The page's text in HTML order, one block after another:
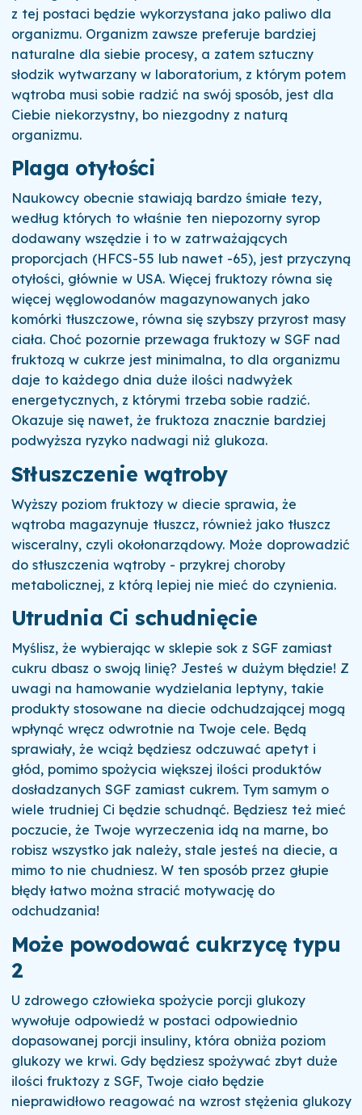
z tej postaci będzie wykorzystana jako paliwo dla
organizmu. Organizm zawsze preferuje bardziej
naturalne dla siebie procesy, a zatem sztuczny
słodzik wytwarzany w laboratorium, z którym potem
wątroba musi sobie radzić na swój sposób, jest dla
Ciebie niekorzystny, bo niezgodny z naturą
organizmu.
Plaga otyłości
Naukowcy obecnie stawiają bardzo śmiałe tezy,
według których to właśnie ten niepozorny syrop
dodawany wszędzie i to w zatrważających
proporcjach (HFCS-55 lub nawet -65), jest przyczyną
otyłości, głównie w USA. Więcej fruktozy równa się
więcej węglowodanów magazynowanych jako
komórki tłuszczowe, równa się szybszy przyrost masy
ciała. Choć pozornie przewaga fruktozy w SGF nad
fruktozą w cukrze jest minimalna, to dla organizmu
daje to każdego dnia duże ilości nadwyżek
energetycznych, z którymi trzeba sobie radzić.
Okazuje się nawet, że fruktoza znacznie bardziej
podwyższa ryzyko nadwagi niż glukoza.
Stłuszczenie wątroby
Wyższy poziom fruktozy w diecie sprawia, że
wątroba magazynuje tłuszcz, również jako tłuszcz
wisceralny, czyli okołonarządowy. Może doprowadzić
do stłuszczenia wątroby - przykrej choroby
metabolicznej, z którą lepiej nie mieć do czynienia.
Utrudnia Ci schudnięcie
Myślisz, że wybierając w sklepie sok z SGF zamiast
cukru dbasz o swoją linię? Jesteś w dużym błędzie! Z
uwagi na hamowanie wydzielania leptyny, takie
produkty stosowane na diecie odchudzającej mogą
wpłynąć wręcz odwrotnie na Twoje cele. Będą
sprawiały, że wciąż będziesz odczuwać apetyt i
głód, pomimo spożycia większej ilości produktów
dosładzanych SGF zamiast cukrem. Tym samym o
wiele trudniej Ci będzie schudnąć. Będziesz też mieć
poczucie, że Twoje wyrzeczenia idą na marne, bo
robisz wszystko jak należy, stale jesteś na diecie, a
mimo to nie chudniesz. W ten sposób przez głupie
błędy łatwo można stracić motywację do
odchudzania!
Może powodować cukrzycę typu
2
U zdrowego człowieka spożycie porcji glukozy
wywołuje odpowiedź w postaci odpowiednio
dopasowanej porcji insuliny, która obniża poziom
glukozy we krwi. Gdy będziesz spożywać zbyt duże
ilości fruktozy z SGF, Twoje ciało będzie
nieprawidłowo reagować na wzrost stężenia glukozy